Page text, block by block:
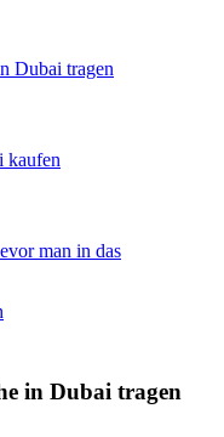
Dubai tragen
kaufen
man in das
in Dubai tragen